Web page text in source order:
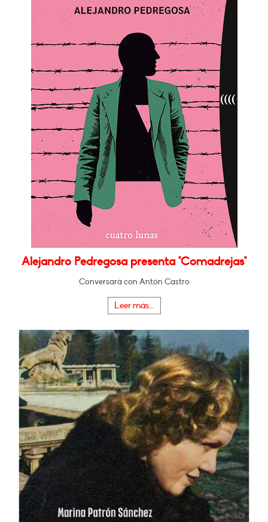
Alejandro Pedregosa presenta "Comadrejas"
Conversará con Antón Castro
Leer más...